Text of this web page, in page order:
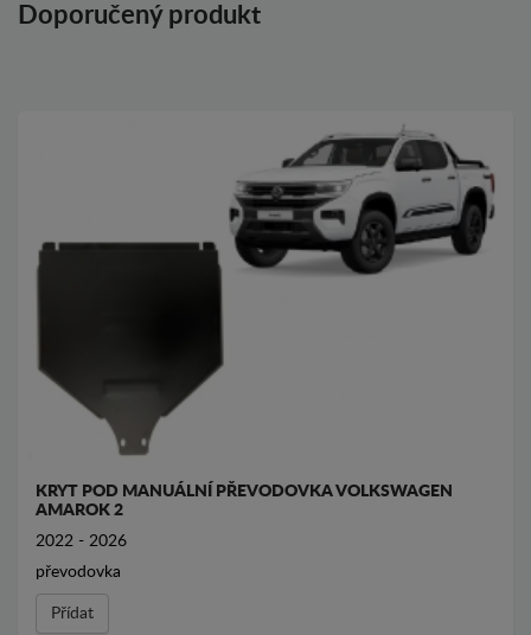
Doporučený produkt
KRYT POD MANUÁLNÍ PŘEVODOVKA VOLKSWAGEN
AMAROK 2
2022 - 2026
převodovka
Přídat